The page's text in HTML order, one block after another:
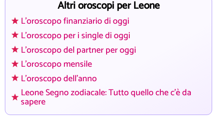
Altri oroscopi per Leone
L'oroscopo finanziario di oggi
L'oroscopo per i single di oggi
L'oroscopo del partner per oggi
L'oroscopo mensile
L'oroscopo dell'anno
Leone Segno zodiacale: Tutto quello che c'è da
sapere